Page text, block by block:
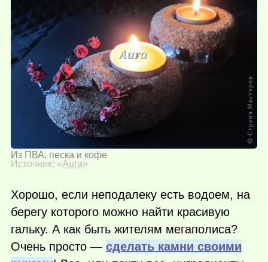
Из ПВА, песка и кофе
Источник: «Aura»
Хорошо, если неподалеку есть водоем, на
берегу которого можно найти красивую
гальку. А как быть жителям мегаполиса?
Очень просто — сделать камни своими